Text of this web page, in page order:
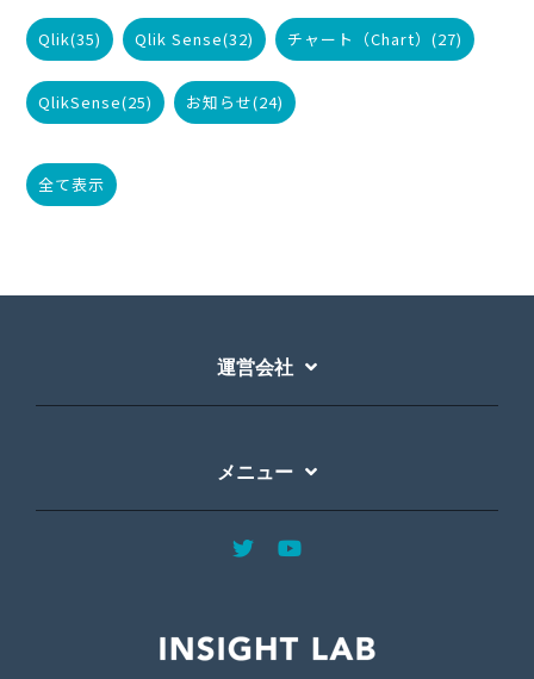
Qlik(35) Qlik Sense(32) チャート（Chart） (27)
QlikSense(25) お知らせ(24)
全て表示
運営会社
メニュー